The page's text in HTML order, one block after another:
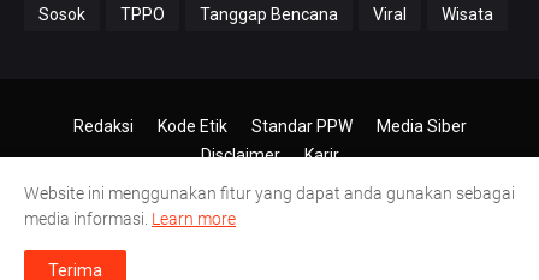
Sosok TPPO Tanggap Bencana Viral Wisata
© 2024-2026PT.Antero Inti Media
Redaksi Kode Etik Standar PPW
Media Siber
Disclaimer
Karir
Website ini menggunakan fitur yang dapat anda gunakan sebagai
media informasi. Learn more
Terima
Rumah Duka